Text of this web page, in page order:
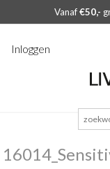
Vanaf€50,-
Inloggen
naar: